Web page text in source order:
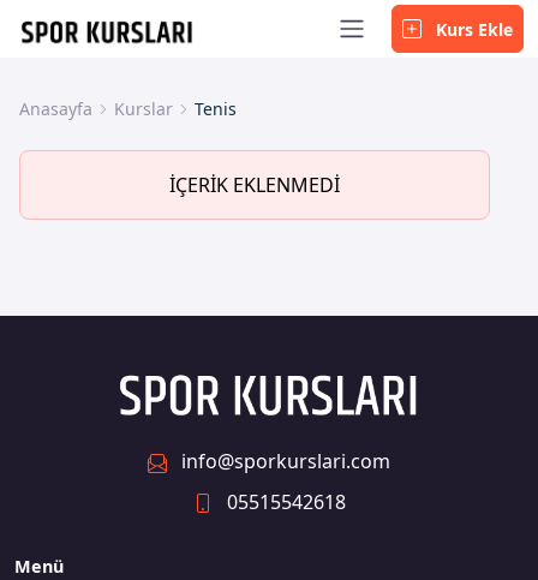
Kurs Ekle
Anasayfa Kurslar Tenis
İÇERİK EKLENMEDİ
info@sporkurslari.com
05515542618
Menü